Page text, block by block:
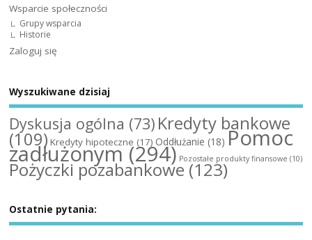
Wsparcie społeczności
Grupy wsparcia
Historie
Zaloguj się
Wyszukiwane dzisiaj
Dyskusja ogólna (73) Kredyty bankowe
(109) Kredyty hipoteczne (17) Oddłużanie (18) Pomoc
zadłużonym(294) Pozostałe produkty finansowe (10)
Pożyczki pozabankowe(123)
Ostatnie pytania: